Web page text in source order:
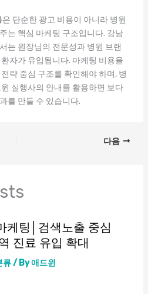
은 단순한 광고 비용이 아니라 병원
는 핵심 마케팅 구조입니다. 강남
는 원장님의 전문성과 병원 브랜
자가 유입됩니다. 마케팅 비용을
략 중심 구조를 확인해야 하며, 병
실행사의 안내를 활용하면 보다
를 만들 수 있습니다.
다음
케팅│검색노출 중심
진료 유입 확대
류/ By애드윈